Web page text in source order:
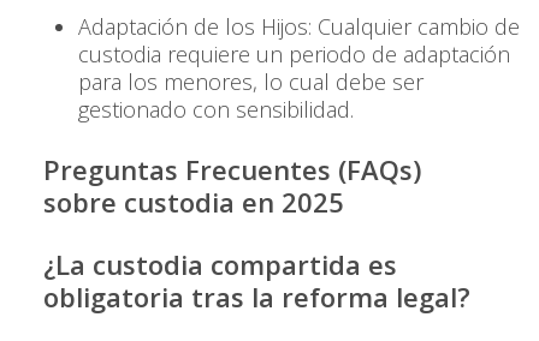
Adaptación de los Hijos: Cualquier cambio de
custodia requiere un periodo de adaptación
para los menores, lo cual debe ser
gestionado con sensibilidad.
Preguntas Frecuentes (FAQs)
sobre custodia en 2025
¿La custodia compartida es
obligatoria tras la reforma legal?